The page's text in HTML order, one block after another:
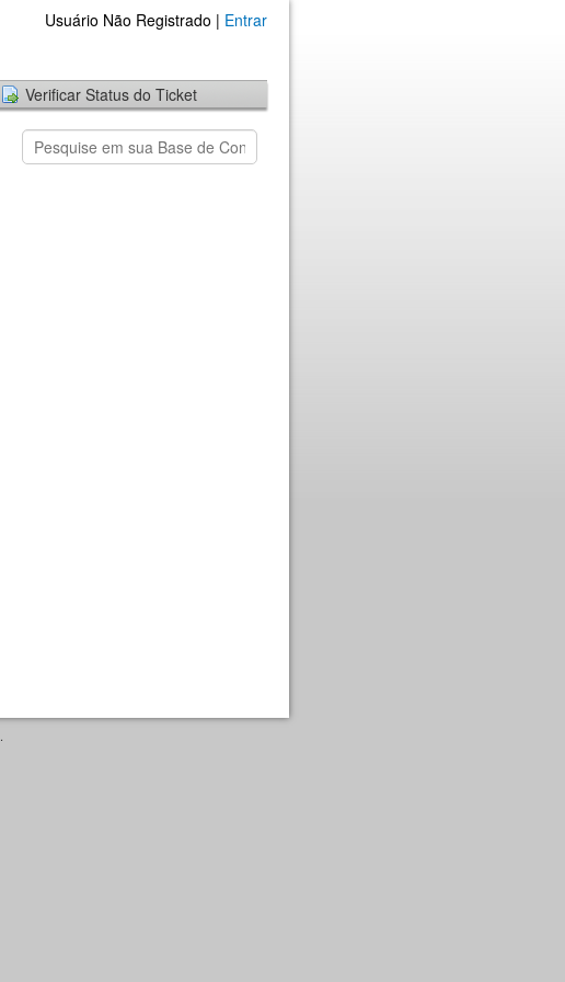
Usuário Não Registrado | Entrar
Verificar Status do Ticket